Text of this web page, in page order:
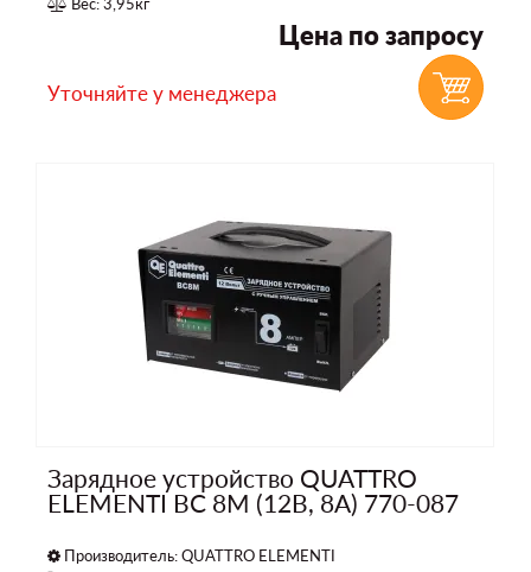
Цена по запросу
Уточняйте у менеджера
Зарядное устройство QUATTRO
ELEMENTI BC 8M (12В, 8А) 770-087
Производитель:QUATTRO ELEMENTI